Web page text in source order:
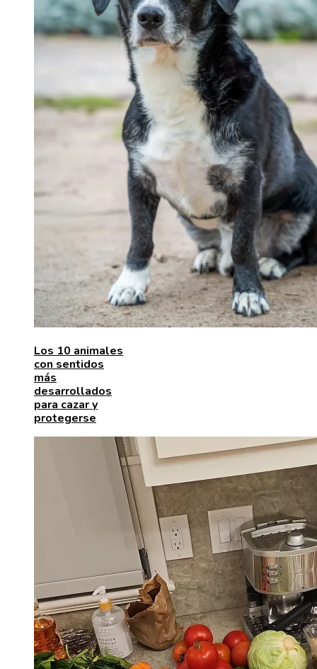
Los 10 animales
con sentidos
más
desarrollados
para cazar y
protegerse